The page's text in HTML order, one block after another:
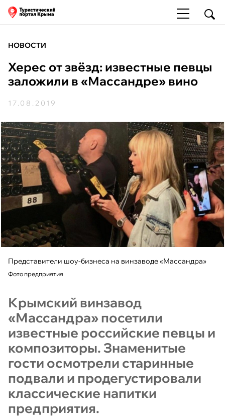
НОВОСТИ
Херес от звёзд: известные певцы
заложили в «Массандре» вино
17.08.2019
Представители шоу-бизнеса на винзаводе «Массандра»
Фото предприятия
Крымский винзавод
«Массандра» посетили
известные российские певцы и
композиторы. Знаменитые
гости осмотрели старинные
подвали и продегустировали
классические напитки
предприятия.